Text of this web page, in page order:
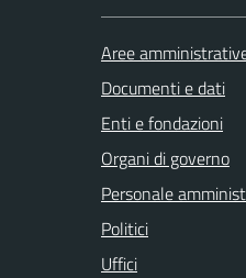
Aree
Documenti e dati
Enti e fondazioni
Organi di governo
Personale
Politici
Uffici